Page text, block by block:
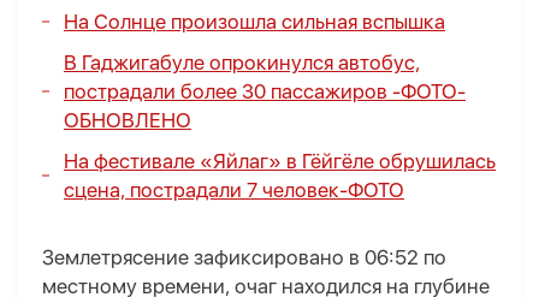
На Солнце произошла сильная вспышка
В Гаджигабуле опрокинулся автобус,
пострадали более 30 пассажиров -ФОТО-
ОБНОВЛЕНО
На фестивале «Яйлаг» в Гёйгёле обрушилась
сцена, пострадали 7 человек-ФОТО
Землетрясение зафиксировано в 06:52 по
местному времени, очаг находился на глубине